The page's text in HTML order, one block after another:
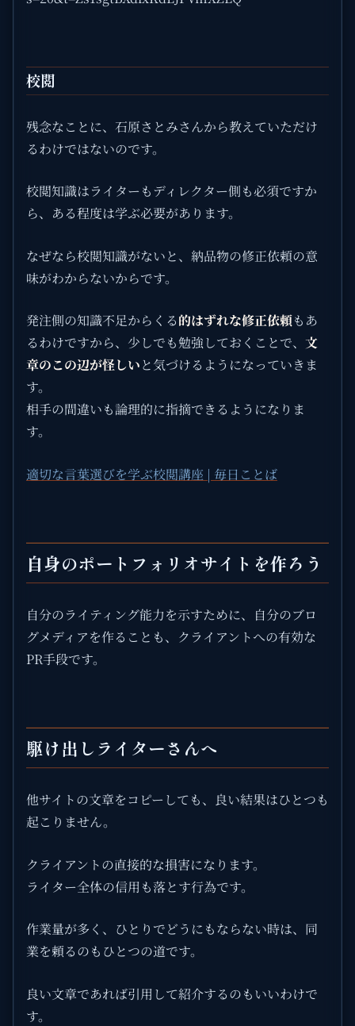
校閲
残念なことに、石原さとみさんから教えていただけ
るわけではないのです。
校閲知識はライターもディレクター側も必須ですか
ら、ある程度は学ぶ必要があります。
なぜなら校閲知識がないと、納品物の修正依頼の意
味がわからないからです。
発注側の知識不足からくる的はずれな修正依頼もあ
るわけですから、少しでも勉強しておくことで、 文
章のこの辺が怪しいと気づけるようになっていきま
す。
相手の間違いも論理的に指摘できるようになりま
す。
適切な言葉選びを学ぶ校閲講座 | 毎日ことば
自身のポートフォリオサイトを作ろう
自分のライティング能力を示すために、自分のブロ
グメディアを作ることも、クライアントへの有効な
PR手段です。
駆け出しライターさんへ
他サイトの文章をコピーしても、良い結果はひとつも
起こりません。
クライアントの直接的な損害になります。
ライター全体の信用も落とす行為です。
作業量が多く、ひとりでどうにもならない時は、同
業を頼るのもひとつの道です。
良い文章であれば引用して紹介するのもいいわけで
す。